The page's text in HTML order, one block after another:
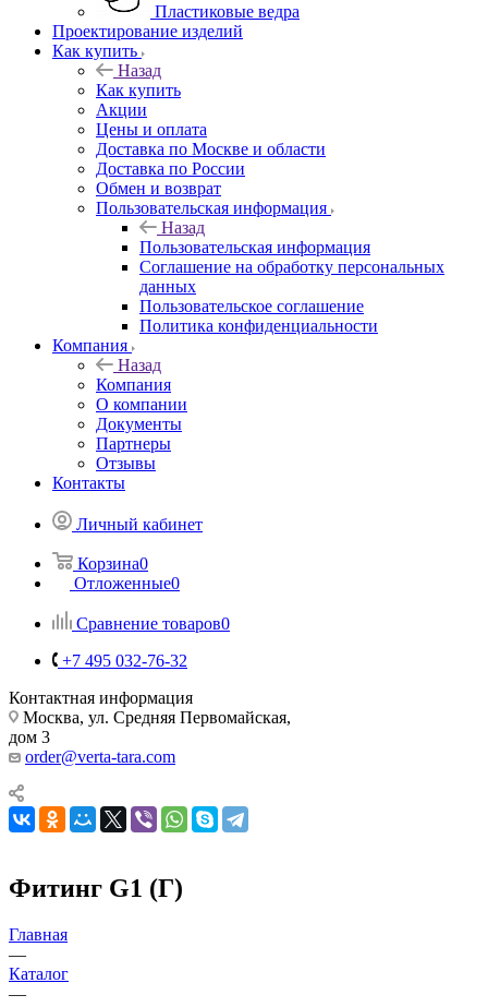
Пластиковые ведра
Проектирование изделий
Как купить
Назад
Как купить
Акции
Цены и оплата
Доставка по Москве и области
Доставка по России
Обмен и возврат
Пользовательская информация
Назад
Пользовательская информация
Соглашение на обработку персональных
данных
Пользовательское соглашение
Политика конфиденциальности
Компания
Назад
Компания
О компании
Документы
Партнеры
Отзывы
Контакты
Личный кабинет
Корзина0
Отложенные0
Сравнение товаров0
+7 495 032-76-32
Контактная информация
Москва, ул. Средняя Первомайская,
дом 3
order@verta-tara.com
Фитинг G1 (Г)
Главная
—
Каталог
—